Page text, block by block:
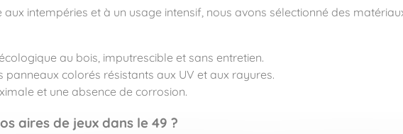
intempéries et à un usage intensif, nous avons sélectionné des
au bois, imputrescible et sans entretien.
panneaux colorés résistants aux UV et aux rayures.
et une absence de corrosion.
aires de jeux dans le 49 ?